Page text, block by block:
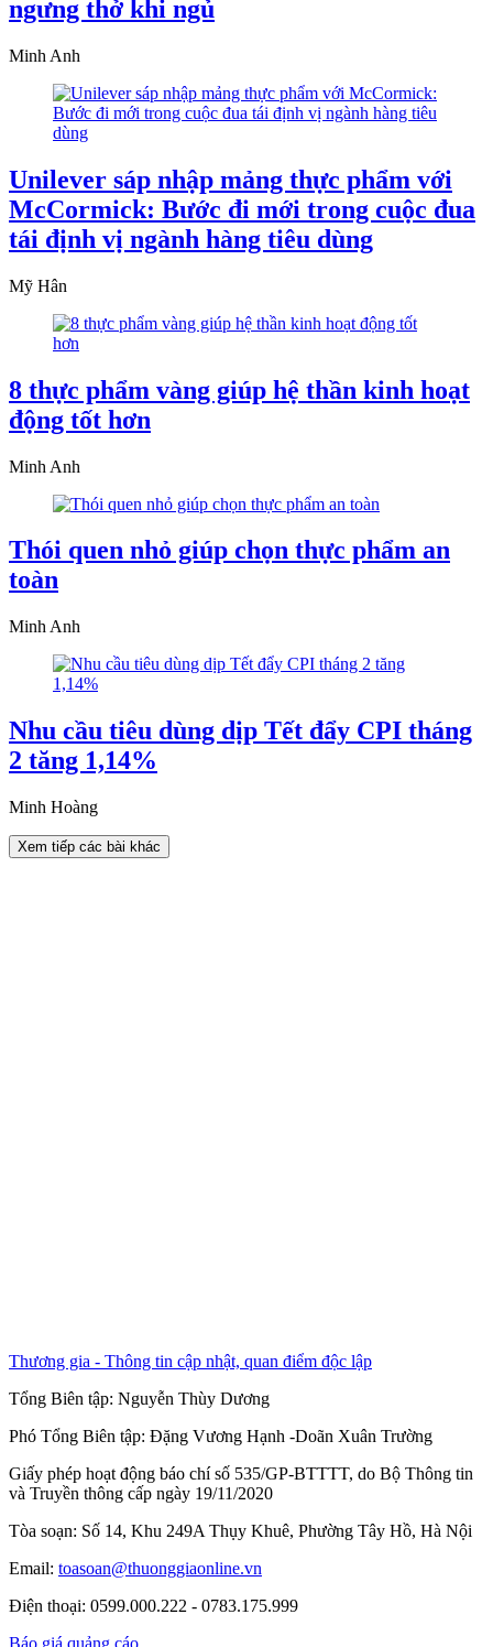
ngưng thở khi ngủ
Minh Anh
Unilever sáp nhập mảng thực phẩm với
McCormick: Bước đi mới trong cuộc đua
tái định vị ngành hàng tiêu dùng
Mỹ Hân
8 thực phẩm vàng giúp hệ thần kinh hoạt
động tốt hơn
Minh Anh
Thói quen nhỏ giúp chọn thực phẩm an
toàn
Minh Anh
Nhu cầu tiêu dùng dịp Tết đẩy CPI tháng
2 tăng 1,14%
Minh Hoàng
Xem tiếp các bài khác
Thương gia - Thông tin cập nhật, quan điểm độc lập
Tổng Biên tập: Nguyễn Thùy Dương
Phó Tổng Biên tập: Đặng Vương Hạnh -Doãn Xuân Trường
Giấy phép hoạt động báo chí số 535/GP-BTTTT, do Bộ Thông tin
và Truyền thông cấp ngày 19/11/2020
Tòa soạn: Số 14, Khu 249A Thụy Khuê, Phường Tây Hồ, Hà Nội
Email: toasoan@thuonggiaonline.vn
Điện thoại: 0599.000.222 - 0783.175.999